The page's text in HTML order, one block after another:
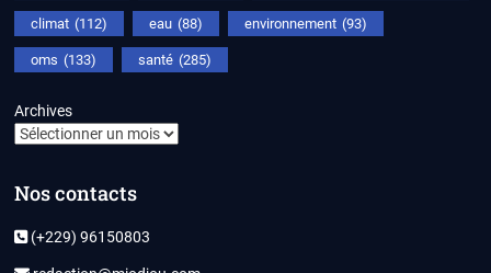
climat (112) eau (88) environnement (93)
oms (133) santé (285)
Archives
Nos contacts
(+229) 96150803